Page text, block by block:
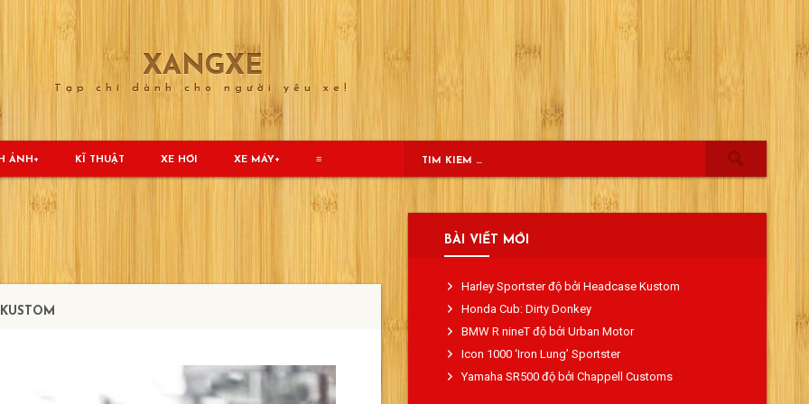
XANGXE
Tạp chí dành cho người yêu xe!
ẢNH KĨ THUẬT XE HƠI XE MÁY ≡
BÀI VIẾT MỚI
Harley Sportster độ bởi Headcase Kustom
Honda Cub: Dirty Donkey
BMW R nineT độ bởi Urban Motor
Icon 1000 ‘Iron Lung’ Sportster
Yamaha SR500 độ bởi Chappell Customs